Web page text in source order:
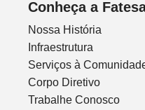
Conheça a
Nossa História
Infraestrutura
Serviços à
Corpo Diretivo
Trabalhe Conosco